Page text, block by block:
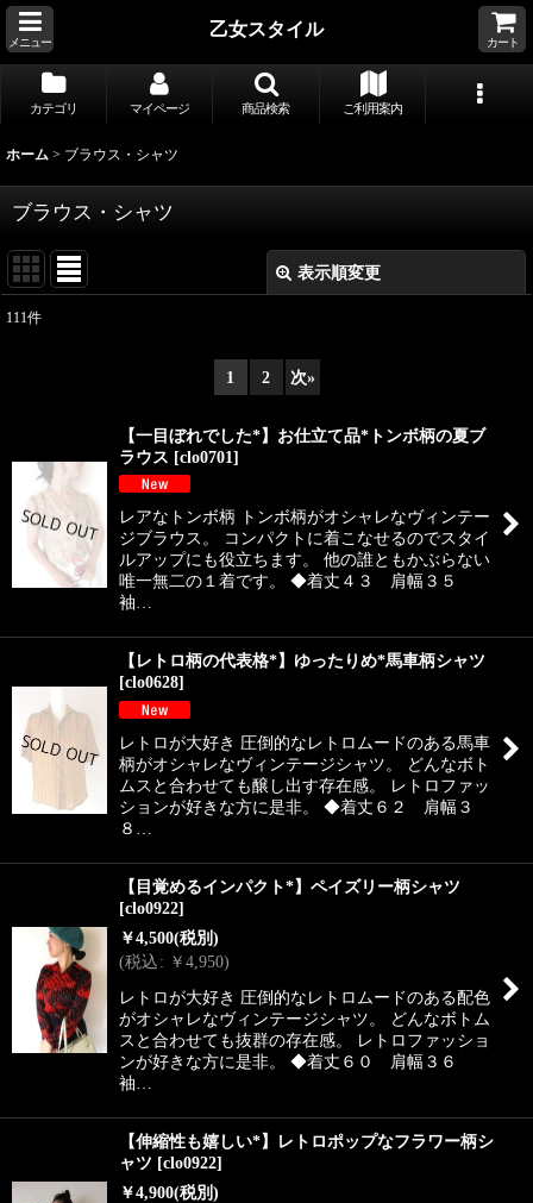
メニュー
乙女スタイル
カート
カテゴリ マイページ 商品検索 ご利用案内
ホーム > ブラウス・シャツ
ブラウス・シャツ
表示順変更
並び順
絞り込む
111件
1 2 次»
【一目ぼれでした*】お仕立て品*トンボ柄の夏ブ
ラウス [clo0701]
レアなトンボ柄 トンボ柄がオシャレなヴィンテー
ジブラウス。 コンパクトに着こなせるのでスタイ
ルアップにも役立ちます。 他の誰ともかぶらない
唯一無二の１着です。 ◆着丈４３ 肩幅３５
袖…
【レトロ柄の代表格*】ゆったりめ*馬車柄シャツ
[clo0628]
レトロが大好き 圧倒的なレトロムードのある馬車
柄がオシャレなヴィンテージシャツ。 どんなボト
ムスと合わせても醸し出す存在感。 レトロファッ
ションが好きな方に是非。 ◆着丈６２ 肩幅３
８…
【目覚めるインパクト*】ペイズリー柄シャツ
[clo0922]
￥4,500(税別)
(税込: ￥4,950)
レトロが大好き 圧倒的なレトロムードのある配色
がオシャレなヴィンテージシャツ。 どんなボトム
スと合わせても抜群の存在感。 レトロファッショ
ンが好きな方に是非。 ◆着丈６０ 肩幅３６
袖…
【伸縮性も嬉しい*】レトロポップなフラワー柄シ
ャツ [clo0922]
￥4,900(税別)